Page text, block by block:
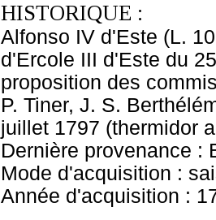
HISTORIQUE :
Alfonso IV d'Este (L.
d'Ercole III d'Este du
proposition des
P. Tiner, J. S.
juillet 1797 (thermidor
Dernière provenance :
Mode d'acquisition :
Année d'acquisition :